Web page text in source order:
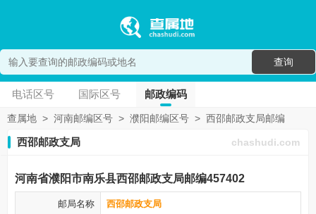
查询
电话区号 国际区号 邮政编码
查属地 > 河南邮编区号 > 濮阳邮编区号 > 西邵邮政支局邮编
西邵邮政支局 chashudi.com
河南省濮阳市南乐县西邵邮政支局邮编457402
邮局名称 西邵邮政支局